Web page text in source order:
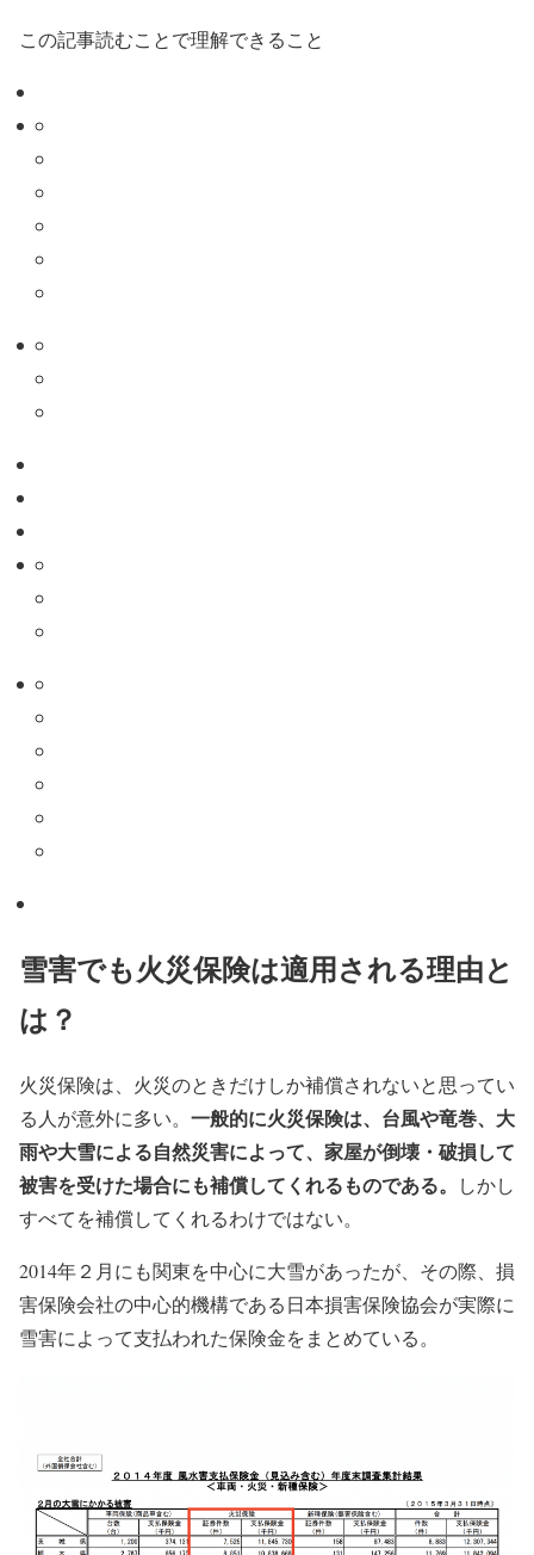
この記事読むことで理解できること
雪害でも火災保険は適用される理由と
は？
火災保険は、火災のときだけしか補償されないと思ってい
る人が意外に多い。 一般的に火災保険は、台風や竜巻、大
雨や大雪による自然災害によって、家屋が倒壊・破損して
被害を受けた場合にも補償してくれるものである。
しかし
すべてを補償してくれるわけではない。
2014年２月にも関東を中心に大雪があったが、その際、損
害保険会社の中心的機構である日本損害保険協会が実際に
雪害によって支払われた保険金をまとめている。